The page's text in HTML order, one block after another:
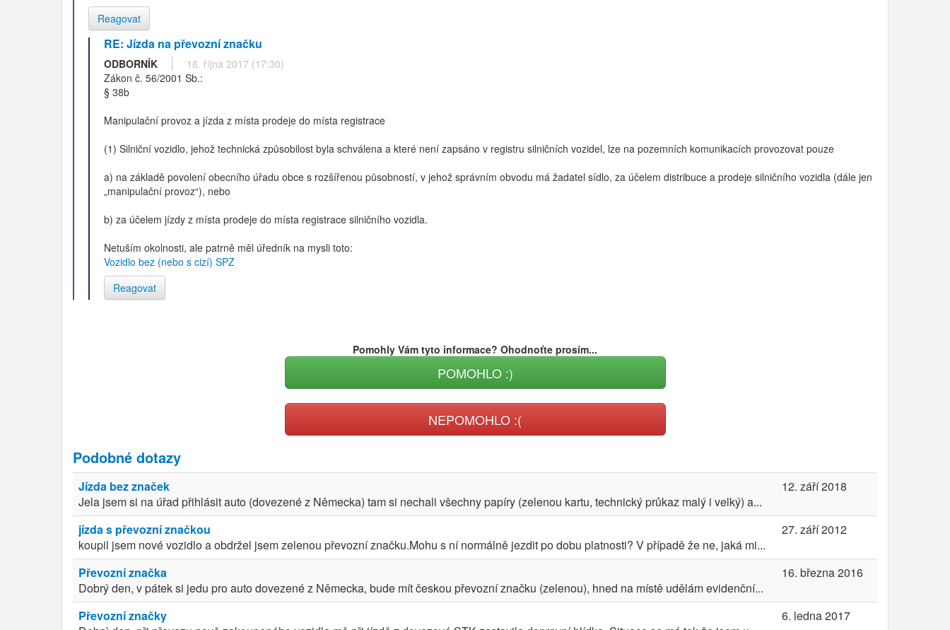
Reagovat
RE: Jízda na převozní značku
ODBORNÍK
18. října 2017 (17:30)
Zákon č. 56/2001 Sb.:
§ 38b
Manipulační provoz a jízda z místa prodeje do místa registrace
(1) Silniční vozidlo, jehož technická způsobilost byla schválena a které není zapsáno v registru silničních vozidel, lze na pozemních komunikacích provozovat pouze
a) na základě povolení obecního úřadu obce s rozšířenou působností, v jehož správním obvodu má žadatel sídlo, za účelem distribuce a prodeje silničního vozidla (dále jen
„manipulační provoz“), nebo
b) za účelem jízdy z místa prodeje do místa registrace silničního vozidla.
Netuším okolnosti, ale patrně měl úředník na mysli toto:
Vozidlo bez (nebo s cizí) SPZ
Reagovat
Pomohly Vám tyto informace? Ohodnoťte prosím...
POMOHLO :)
NEPOMOHLO :(
Podobné dotazy
Jízda bez značek
Jela jsem si na úřad přihlásit auto (dovezené z Německa) tam si nechali všechny papíry (zelenou kartu, technický průkaz malý i velký) a...
12. září 2018
jízda s převozní značkou
koupil jsem nové vozidlo a obdržel jsem zelenou převozní značku.Mohu s ní normálně jezdit po dobu platnosti? V případě že ne, jaká mi...
27. září 2012
Převozní značka
Dobrý den, v pátek si jedu pro auto dovezené z Německa, bude mít českou převozní značku (zelenou), hned na místě udělám evidenční...
16. března 2016
Převozní značky
6. ledna 2017